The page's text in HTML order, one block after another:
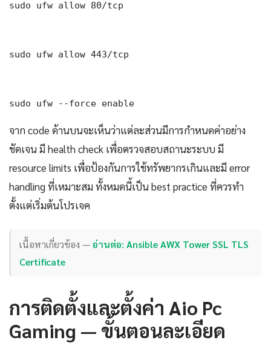
sudo ufw allow 80/tcp
sudo ufw allow 443/tcp
sudo ufw --force enable
จาก code ด้านบนจะเห็นว่าแต่ละส่วนมีการกำหนดค่าอย่าง
ชัดเจน มี health check เพื่อตรวจสอบสถานะระบบ มี
resource limits เพื่อป้องกันการใช้ทรัพยากรเกินและมี error
handling ที่เหมาะสม ทั้งหมดนี้เป็น best practice ที่ควรทำ
ตั้งแต่เริ่มต้นโปรเจค
เนื้อหาเกี่ยวข้อง —อ่านต่อ: Ansible AWX Tower SSL TLS
Certificate
การติดตั้งและตั้งค่า Aio Pc
Gaming — ขั้นตอนละเอียด